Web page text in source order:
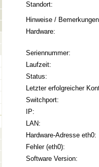
Computer-
und
Standort:
Hinweise /
Hardware:
Seriennummer:
Laufzeit:
Status:
Letzter erfolgreicher
Switchport:
IP:
LAN:
Hardware-Adresse eth0:
Fehler (eth0):
Software Version: